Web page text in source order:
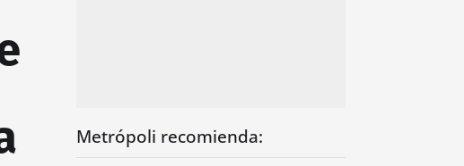
Metrópoli recomienda: